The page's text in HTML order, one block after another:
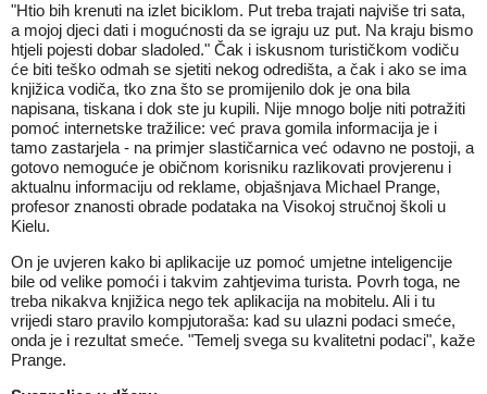
"Htio bih krenuti na izlet biciklom. Put treba trajati najviše tri sata,
a mojoj djeci dati i mogućnosti da se igraju uz put. Na kraju bismo
htjeli pojesti dobar sladoled." Čak i iskusnom turističkom vodiču
će biti teško odmah se sjetiti nekog odredišta, a čak i ako se ima
knjižica vodiča, tko zna što se promijenilo dok je ona bila
napisana, tiskana i dok ste ju kupili. Nije mnogo bolje niti potražiti
pomoć internetske tražilice: već prava gomila informacija je i
tamo zastarjela - na primjer slastičarnica već odavno ne postoji, a
gotovo nemoguće je običnom korisniku razlikovati provjerenu i
aktualnu informaciju od reklame, objašnjava Michael Prange,
profesor znanosti obrade podataka na Visokoj stručnoj školi u
Kielu.
On je uvjeren kako bi aplikacije uz pomoć umjetne inteligencije
bile od velike pomoći i takvim zahtjevima turista. Povrh toga, ne
treba nikakva knjižica nego tek aplikacija na mobitelu. Ali i tu
vrijedi staro pravilo kompjutoraša: kad su ulazni podaci smeće,
onda je i rezultat smeće. "Temelj svega su kvalitetni podaci", kaže
Prange.